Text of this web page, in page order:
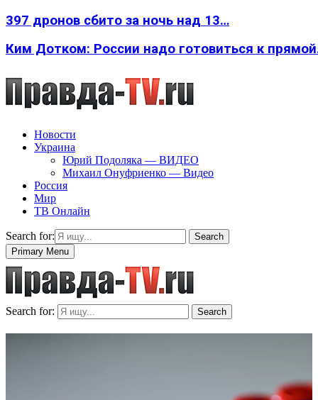
397 дронов сбито за ночь над 13…
Ким Дотком: России надо готовиться к
Новости
Украина
Юрий Подоляка — ВИДЕО
Михаил Онуфриенко — Видео
Россия
Мир
ТВ Онлайн
Search for:
Search
Primary Menu
Search for: Search